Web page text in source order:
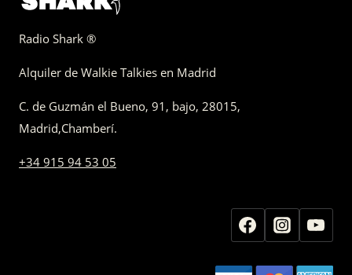
Radio Shark ®
Alquiler de Walkie Talkies en Madrid
C. de Guzmán el Bueno, 91, bajo, 28015,
Madrid,Chamberí.
+34 915 94 53 05